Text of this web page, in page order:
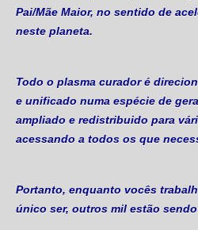
Pai/Mãe Maior, no sentido de
neste planeta.
Todo o plasma curador é
e unificado numa espécie de
ampliado e redistribuido para
acessando a todos os que
Portanto, enquanto vocês
único ser, outros mil estão